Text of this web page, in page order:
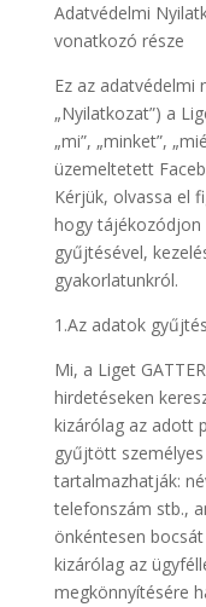
Adatvédelmi
vonatkozó része
Ez az adatvédelmi
„Nyilatkozat”) a
„mi”, „minket”,
üzemeltetett
Kérjük, olvassa el
hogy tájékozódjon
gyűjtésével,
gyakorlatunkról.
1.Az adatok
Mi, a Liget
hirdetéseken
kizárólag az adott
gyűjtött
tartalmazhatják:
telefonszám stb.,
önkéntesen
kizárólag az
megkönnyítésére